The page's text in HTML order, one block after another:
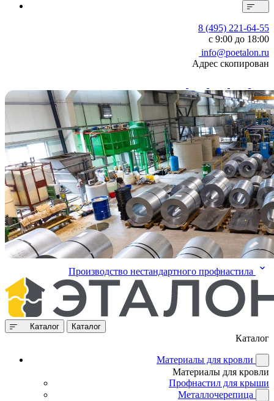
8 (495) 221-64-55
с 9:00 до 18:00
info@poetalon.ru
Адрес скопирован
Производство нестандартного профнастила
Каталог Каталог
Каталог
Материалы для кровли
Материалы для кровли
Профнастил для крыши
Металлочерепица